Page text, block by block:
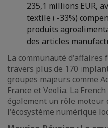
235,1 millions EUR,
textile ( -33%)
produits
des articles
La communauté d'affaires
travers plus de 170
groupes majeurs comme
France et Veolia. La
également un rôle moteur
l'écosystème numérique